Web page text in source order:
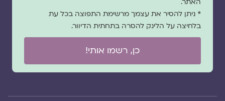
* ניתן להסיר את עצמך מרשימת התפוצה בכל עת
בלחיצה על הלינק להסרה בתחתית הדיוור.
כן, רשמו אותי!